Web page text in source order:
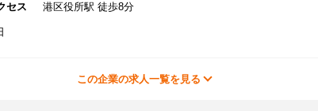
セス
港区役所駅 徒歩8分
この企業の求人一覧を見る